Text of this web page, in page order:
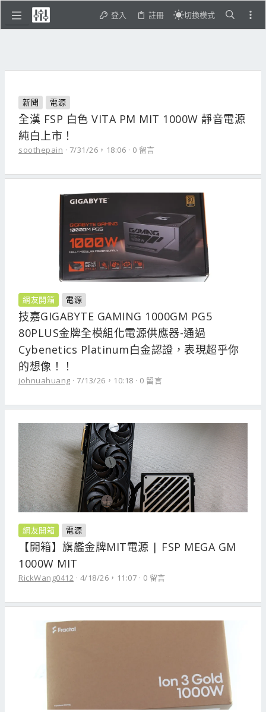
登入 註冊 切換模式
新聞 電源
全漢 FSP 白色 VITA PM MIT 1000W 靜音電源
純白上市！
soothepain 7/31/26，18:06 0 留言
網友開箱 電源
技嘉GIGABYTE GAMING 1000GM PG5
80PLUS金牌全模組化電源供應器-通過
Cybenetics Platinum白金認證，表現超乎你
的想像！！
johnuahuang 7/13/26，10:18 0 留言
網友開箱 電源
【開箱】旗艦金牌MIT電源 | FSP MEGA GM
1000W MIT
RickWang0412 4/18/26，11:07 0 留言